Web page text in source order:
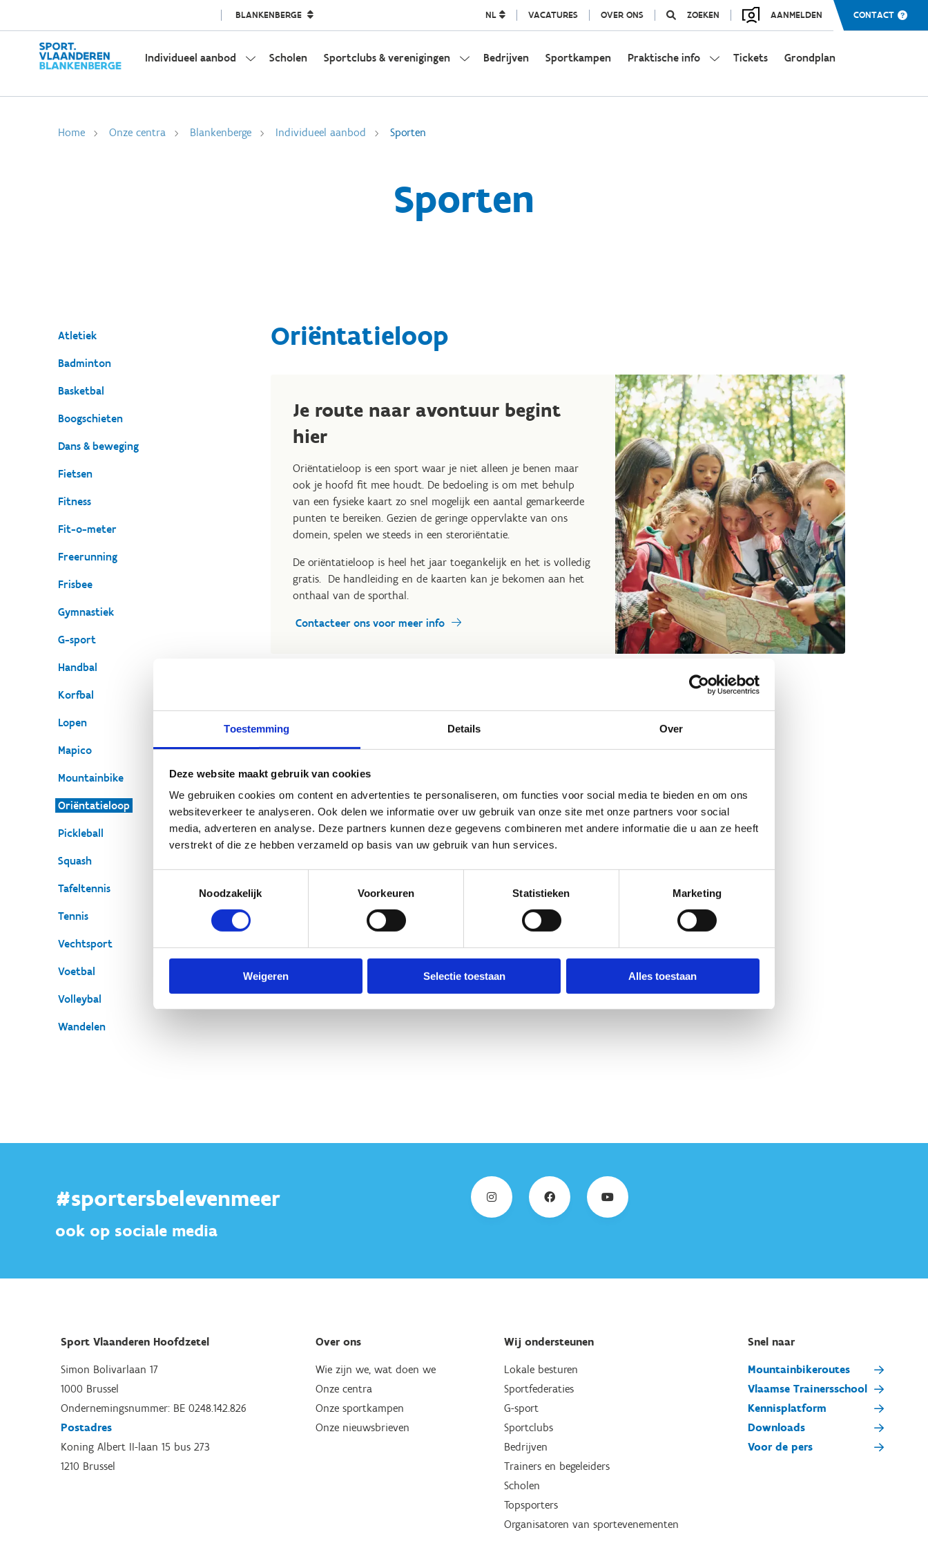
Toestemming Details Over
Deze website maakt gebruik van cookies
We gebruiken cookies om content en advertenties te personaliseren, om functies voor social media te bieden en om ons
websiteverkeer te analyseren. Ook delen we informatie over uw gebruik van onze site met onze partners voor social
media, adverteren en analyse. Deze partners kunnen deze gegevens combineren met andere informatie die u aan ze heeft
verstrekt of die ze hebben verzameld op basis van uw gebruik van hun services.
Noodzakelijk
Voorkeuren Statistieken Marketing
Weigeren Selectie toestaan Alles toestaan
BLANKENBERGE NL VACATURES OVER ONS ZOEKEN AANMELDEN CONTACT
Individueel aanbod Scholen Sportclubs & verenigingen Bedrijven Sportkampen Praktische info Tickets Grondplan
Home Onze centra Blankenberge Individueel aanbod Sporten
Sporten
Atletiek
Badminton
Basketbal
Boogschieten
Dans & beweging
Fietsen
Fitness
Fit-o-meter
Freerunning
Frisbee
Gymnastiek
G-sport
Handbal
Korfbal
Lopen
Mapico
Mountainbike
Oriëntatieloop
Pickleball
Squash
Tafeltennis
Tennis
Vechtsport
Voetbal
Volleybal
Wandelen
Oriëntatieloop
Je route naar avontuur begint
hier
Oriëntatieloop is een sport waar je niet alleen je benen maar
ook je hoofd fit mee houdt. De bedoeling is om met behulp
van een fysieke kaart zo snel mogelijk een aantal gemarkeerde
punten te bereiken. Gezien de geringe oppervlakte van ons
domein, spelen we steeds in een steroriëntatie.
De oriëntatieloop is heel het jaar toegankelijk en het is volledig
gratis. De handleiding en de kaarten kan je bekomen aan het
onthaal van de sporthal.
Contacteer ons voor meer info
#sportersbelevenmeer
ook op sociale media
Sport Vlaanderen Hoofdzetel
Simon Bolivarlaan 17
1000 Brussel
Ondernemingsnummer: BE 0248.142.826
Postadres
Koning Albert II-laan 15 bus 273
1210 Brussel
Over ons
Wie zijn we, wat doen we
Onze centra
Onze sportkampen
Onze nieuwsbrieven
Wij ondersteunen
Lokale besturen
Sportfederaties
G-sport
Sportclubs
Bedrijven
Trainers en begeleiders
Scholen
Topsporters
Organisatoren van sportevenementen
Snel naar
Mountainbikeroutes
Vlaamse Trainersschool
Kennisplatform
Downloads
Voor de pers